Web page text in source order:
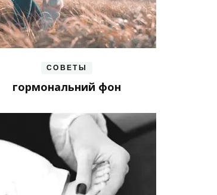
СОВЕТЫ
гормональний фон